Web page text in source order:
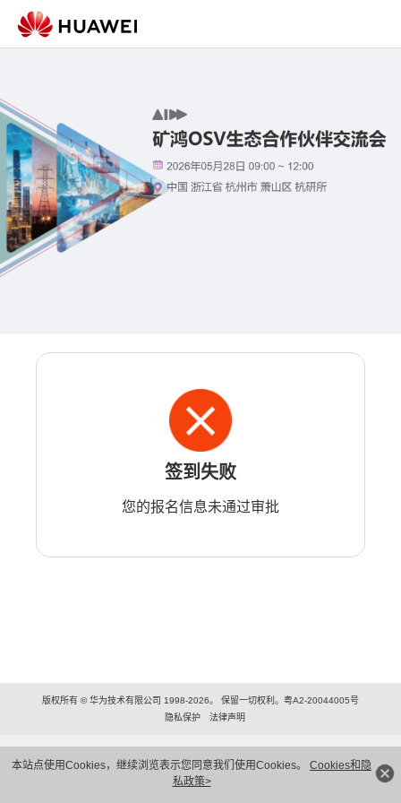
本站点使用Cookies，继续浏览表示您同意我们使用Cookies。 Cookies和隐
私政策>
签到失败
您的报名信息未通过审批
版权所有 © 华为技术有限公司 1998-2026。 保留一切权利。粤A2-20044005号
隐私保护
法律声明